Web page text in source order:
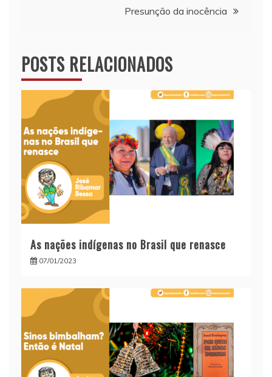
Presunção da inocência
POSTS RELACIONADOS
As nações indígenas no Brasil que renasce
07/01/2023